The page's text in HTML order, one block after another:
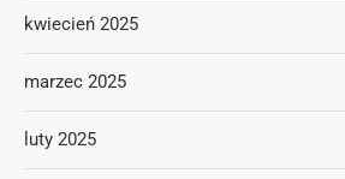
kwiecień 2025
marzec 2025
luty 2025